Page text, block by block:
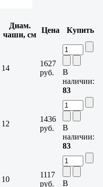
Диам.
чаши, см
Цена Купить
14
1627
руб.
В
наличии:
83
12
1436
руб.
В
наличии:
83
10
1117
руб.
В